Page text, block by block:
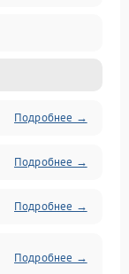
Подробнее →
Подробнее →
Подробнее →
Подробнее →